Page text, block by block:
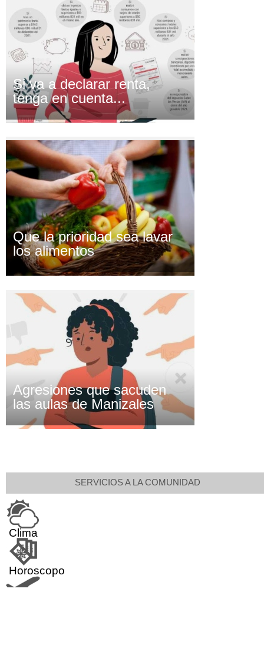
Si va a declarar renta,
tenga en cuenta...
Que la prioridad sea lavar
los alimentos
Agresiones que sacuden
las aulas de Manizales
SERVICIOS A LA COMUNIDAD
Clima
Horoscopo